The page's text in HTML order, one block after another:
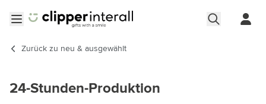
Zurück zu neu & ausgewählt
24-Stunden-Produktion